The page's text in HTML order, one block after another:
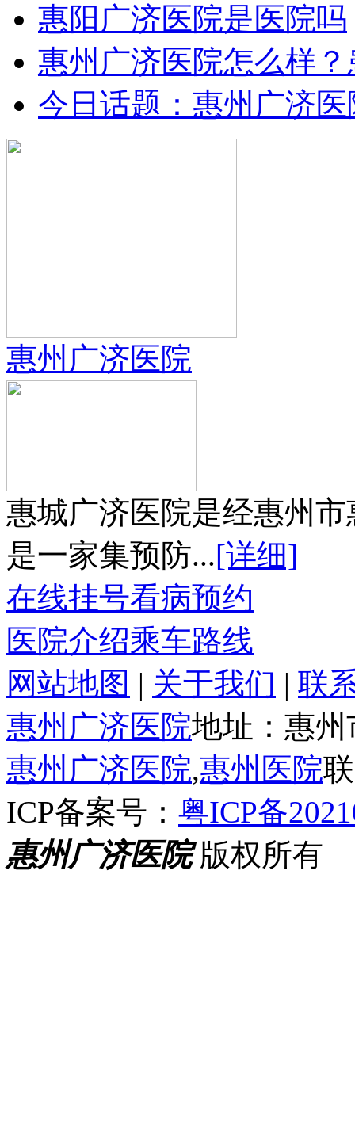
惠阳广济医院是医院吗
惠州广济医院怎么样？
今日话题：惠州广济医
惠州广济医院
惠城广济医院是经惠州
是一家集预防...[详细]
在线挂号看病预约
医院介绍乘车路线
网站地图 | 关于我们 | 联
惠州广济医院地址：惠
惠州广济医院,惠州医院
ICP备案号： 粤ICP备
惠州广济医院版权所有